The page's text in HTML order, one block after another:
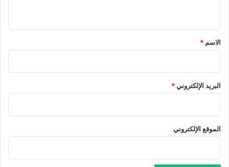
*
الاسم *
البريد الإلكتروني*
الموقع الإلكتروني